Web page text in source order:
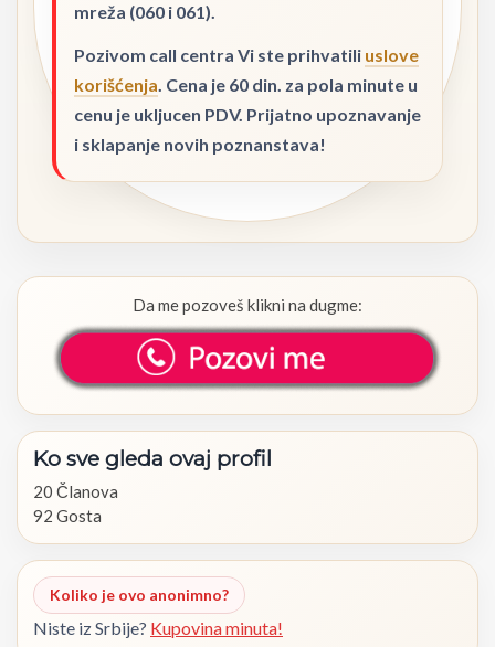
mreža (060 i 061).
Pozivom call centra Vi ste prihvatili uslove
korišćenja. Cena je 60 din. za pola minute u
cenu je ukljucen PDV. Prijatno upoznavanje
i sklapanje novih poznanstava!
Da me pozoveš klikni na dugme:
Ko sve gleda ovaj profil
20 Članova
92 Gosta
Koliko je ovo anonimno?
Niste iz Srbije? Kupovina minuta!